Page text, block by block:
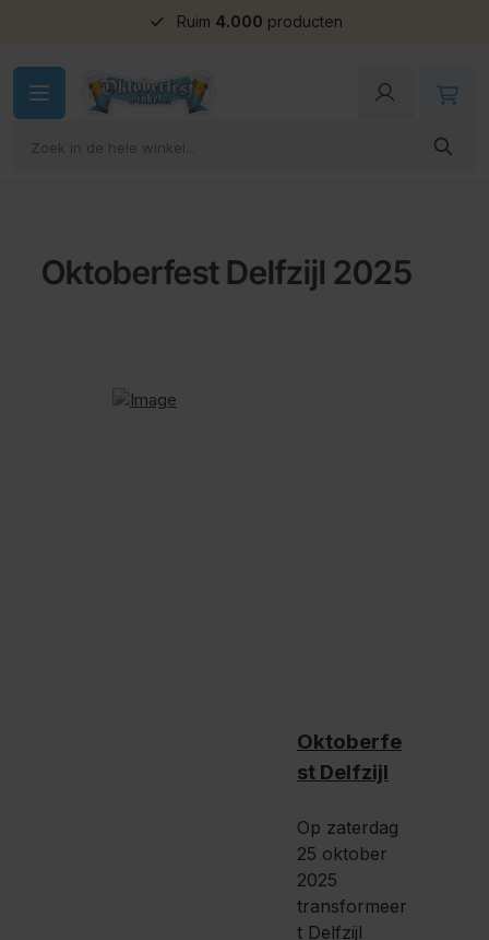
Ruim 4.000 producten
Groepskorting
Oktoberfest Delfzijl 2025
Oktoberfe
st Delfzijl
Op zaterdag
25 oktober
2025
transformeer
t Delfzijl